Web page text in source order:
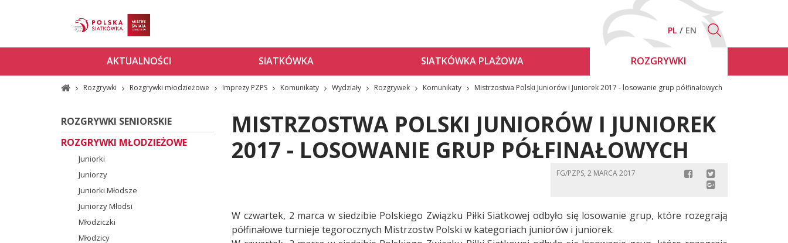
PL EN
AKTUALNOŚCI SIATKÓWKA SIATKÓWKA PLAŻOWA ROZGRYWKI
Rozgrywki Rozgrywki młodzieżowe Imprezy PZPS Komunikaty Wydziały Rozgrywek Komunikaty Mistrzostwa Polski Juniorów i Juniorek 2017 - losowanie grup półfinałowych
ROZGRYWKI SENIORSKIE
ROZGRYWKI MŁODZIEŻOWE
Juniorki
Juniorzy
Juniorki Młodsze
Juniorzy Młodsi
Młodziczki
Młodzicy
MISTRZOSTWA POLSKI JUNIORÓW I JUNIOREK
2017 - LOSOWANIE GRUP PÓŁFINAŁOWYCH
FG/PZPS, 2 MARCA 2017
W czwartek, 2 marca w siedzibie Polskiego Związku Piłki Siatkowej odbyło się losowanie grup, które rozegrają
półfinałowe turnieje tegorocznych Mistrzostw Polski w kategoriach juniorów i juniorek.